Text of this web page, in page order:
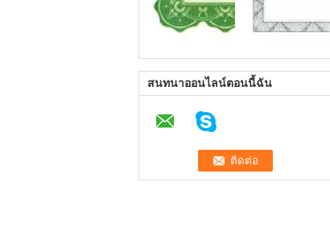
สนทนาออนไลน์ตอนนี้ฉัน